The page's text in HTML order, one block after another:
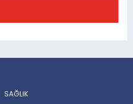
SAĞLIK